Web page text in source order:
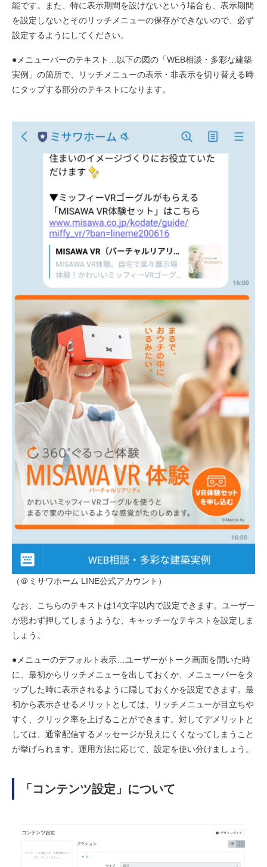
能です。また、特に表示期間を設けないという場合も、表示期間
を設定しないとそのリッチメニューの保存ができないので、必ず
設定するようにしてください。
●メニューバーのテキスト…以下の図の「WEB相談・多彩な建築
実例」の箇所で、リッチメニューの表示・非表示を切り替える時
にタップする部分のテキストになります。
（＠ミサワホーム LINE公式アカウント）
なお、こちらのテキストは14文字以内で設定できます。ユーザー
が思わず押してしまうような、キャッチーなテキストを設定しま
しょう。
●メニューのデフォルト表示…ユーザーがトーク画面を開いた時
に、最初からリッチメニューを出しておくか、メニューバーをタ
ップした時に表示されるように隠しておくかを設定できます。最
初から表示させるメリットとしては、リッチメニューが目立ちや
すく、クリック率を上げることができます。対してデメリットと
しては、通常配信するメッセージが見えにくくなってしまうこと
が挙げられます。運用方法に応じて、設定を使い分けましょう。
「コンテンツ設定」について